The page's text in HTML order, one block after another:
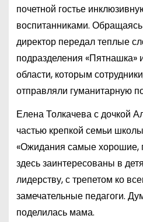
почетной гостье
воспитанниками.
директор передал теплые
подразделения «Пятнашка»
области, которым
отправляли гуманитарную
Елена Толкачева с дочкой
частью крепкой семьи
«Ожидания самые хорошие,
здесь заинтересованы в
лидерству, с трепетом ко
замечательные педагоги.
поделилась мама.